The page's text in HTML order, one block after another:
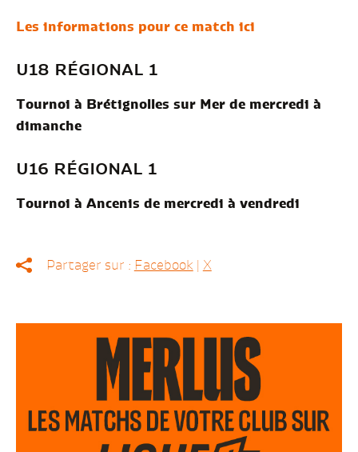
Les informations pour ce match ici
U18 RÉGIONAL 1
Tournoi à Brétignolles sur Mer de mercredi à
dimanche
U16 RÉGIONAL 1
Tournoi à Ancenis de mercredi à vendredi
Partager sur : Facebook| X